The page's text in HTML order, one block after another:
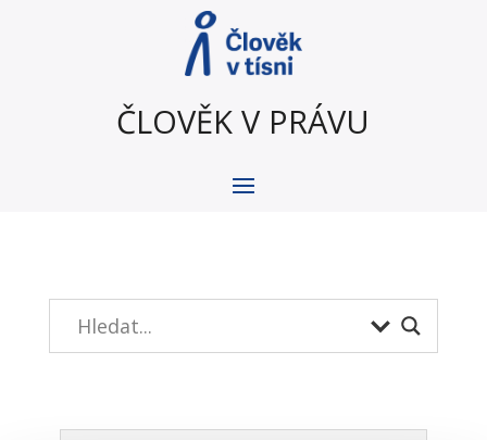
ČLOVĚK V PRÁVU